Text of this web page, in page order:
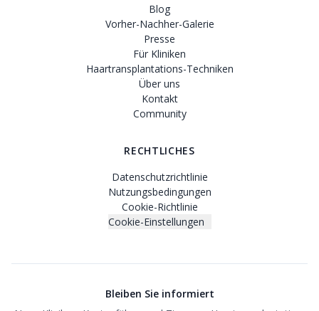
Blog
Vorher-Nachher-Galerie
Presse
Für Kliniken
Haartransplantations-Techniken
Über uns
Kontakt
Community
RECHTLICHES
Datenschutzrichtlinie
Nutzungsbedingungen
Cookie-Richtlinie
Cookie-Einstellungen
Bleiben Sie informiert